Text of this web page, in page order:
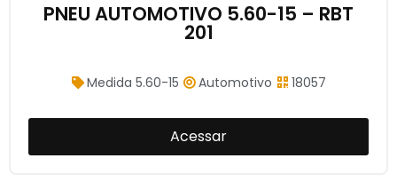
PNEU AUTOMOTIVO 5.60-15 – RBT
201
Medida 5.60-15 Automotivo 18057
Acessar